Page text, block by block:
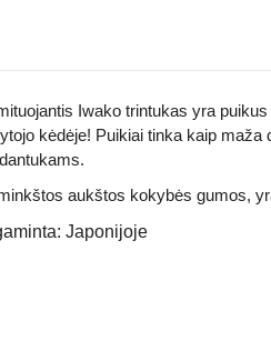
Iwako trintukas yra
kėdėje! Puikiai tinka kaip maža
aukštos kokybės gumos,
Japonijoje